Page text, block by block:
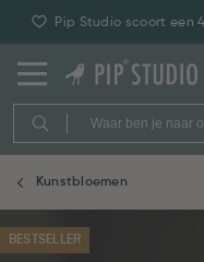
Pip Studio scoort een
Kunstbloemen
BESTSELLER